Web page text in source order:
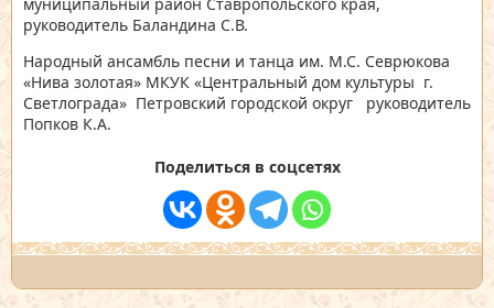
руководитель Баландина С.В.
Народный ансамбль песни и танца им. М.С. Севрюкова
«Нива золотая» МКУК «Центральный дом культуры г.
Светлограда» Петровский городской округ руководитель
Попков К.А.
Поделиться в соцсетях